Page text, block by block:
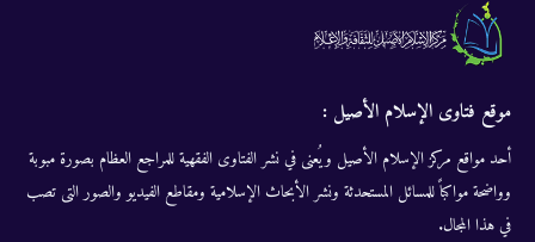
موقع فتاوى الإسلام الأصيل :
أحد مواقع مركز الإسلام الأصيل ويُعنى في نشر الفتاوى الفقهية للمراجع العظام بصورة مبوبة
وواضحة مواكباً للمسائل المستحدثة ونشر الأبحاث الإسلامية ومقاطع الفيديو والصور التى تصب
في هذا المجال.